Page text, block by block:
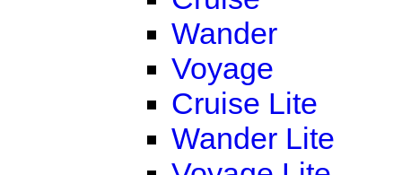
Wander
Voyage
Cruise Lite
Wander Lite